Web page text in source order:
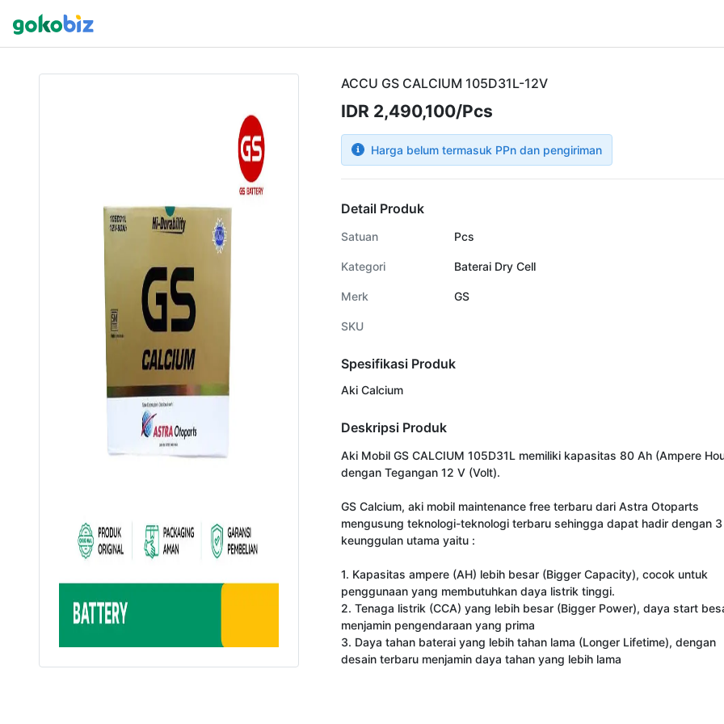
ACCU GS CALCIUM 105D31L-12V
IDR 2,490,100/Pcs
Harga belum termasuk PPn dan pengiriman
Detail Produk
Satuan Pcs
Kategori Baterai Dry Cell
Merk GS
SKU
Spesifikasi Produk
Aki Calcium
Deskripsi Produk
Aki Mobil GS CALCIUM 105D31L memiliki kapasitas 80 Ah (Ampere
dengan Tegangan 12 V (Volt).
GS Calcium, aki mobil maintenance free terbaru dari Astra Otoparts
mengusung teknologi-teknologi terbaru sehingga dapat hadir dengan 3
keunggulan utama yaitu :
1. Kapasitas ampere (AH) lebih besar (Bigger Capacity), cocok untuk
penggunaan yang membutuhkan daya listrik tinggi.
2. Tenaga listrik (CCA) yang lebih besar (Bigger Power), daya start
menjamin pengendaraan yang prima
3. Daya tahan baterai yang lebih tahan lama (Longer Lifetime), dengan
desain terbaru menjamin daya tahan yang lebih lama